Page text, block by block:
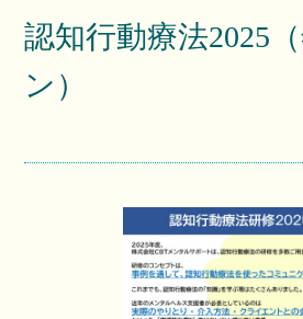
認知行動療法2025
ン）